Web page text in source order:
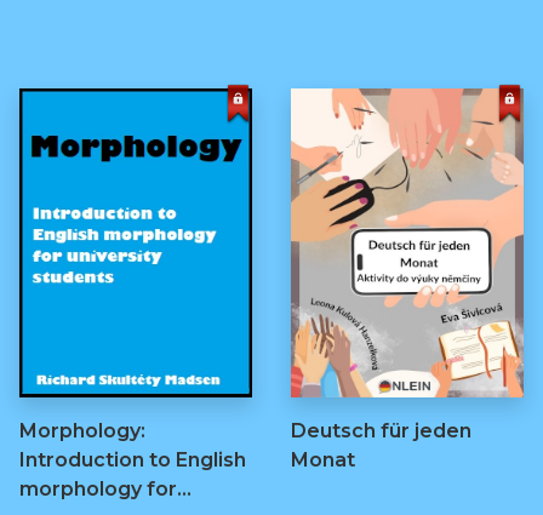
Morphology:
Introduction to English
morphology for…
Deutsch für jeden
Monat